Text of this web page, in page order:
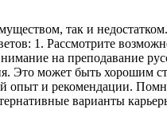
так и
1. Рассмотрите
на преподавание
Это может быть хорошим
опыт и рекомендации.
варианты